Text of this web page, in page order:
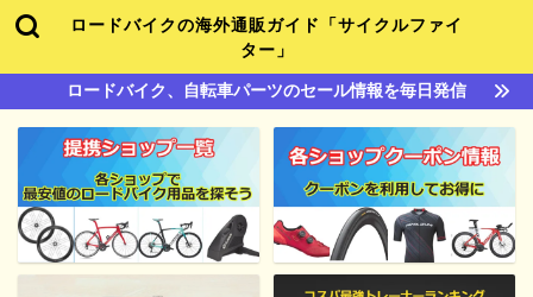
ロードバイクの海外通販ガイド「サイクルファイ
ター」
ロードバイク、自転車パーツのセール情報を毎日発信